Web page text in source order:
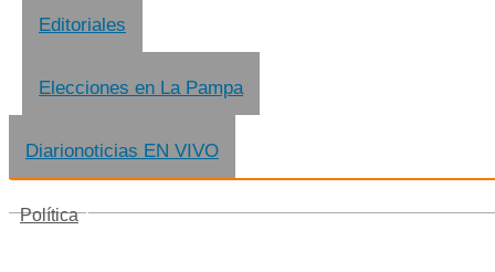
Editoriales
Elecciones en La Pampa
Diarionoticias EN VIVO
Política